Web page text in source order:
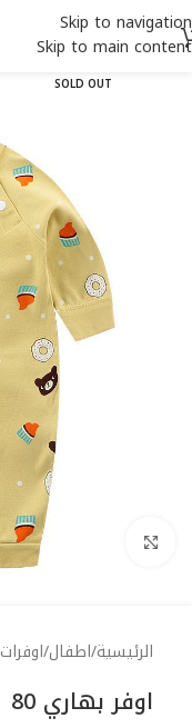
Skip to navigation
Skip to main content
SOLD OUT
Click to enlarge
الرئيسية اطفال اوفرات
اوفر بهاري 80